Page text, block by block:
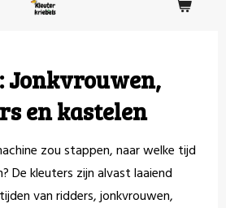
Jonkvrouwen,
en kastelen
zou stappen, naar welke tijd
De kleuters zijn alvast laaiend
van ridders, jonkvrouwen,